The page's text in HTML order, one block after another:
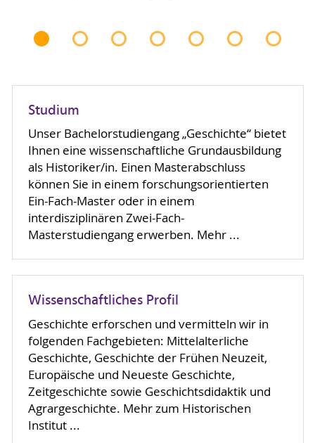
Studium
Unser Bachelorstudiengang „Geschichte“ bietet
Ihnen eine wissenschaftliche Grundausbildung
als Historiker/in. Einen Masterabschluss
können Sie in einem forschungsorientierten
Ein-Fach-Master oder in einem
interdisziplinären Zwei-Fach-
Masterstudiengang erwerben. Mehr ...
Wissenschaftliches Profil
Geschichte erforschen und vermitteln wir in
folgenden Fachgebieten: Mittelalterliche
Geschichte, Geschichte der Frühen Neuzeit,
Europäische und Neueste Geschichte,
Zeitgeschichte sowie Geschichtsdidaktik und
Agrargeschichte. Mehr zum Historischen
Institut ...